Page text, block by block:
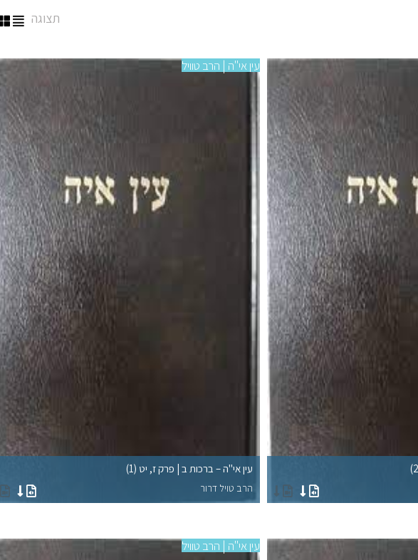
תצוגה
עין אי"ה | הרב טוויל
עין אי"ה – ברכות ב | פרק ז, יט (1)
הרב טויל דרור
עין אי"ה | הרב טוויל